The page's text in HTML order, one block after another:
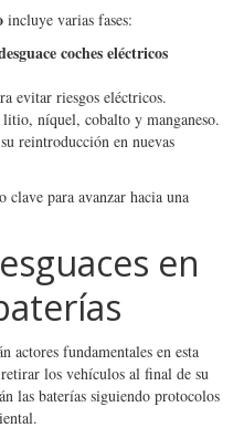
incluye varias fases:
coches eléctricos
evitar riesgos eléctricos.
níquel, cobalto y manganeso.
reintroducción en nuevas
para avanzar hacia una
en
actores fundamentales en esta
los vehículos al final de su
las baterías siguiendo protocolos